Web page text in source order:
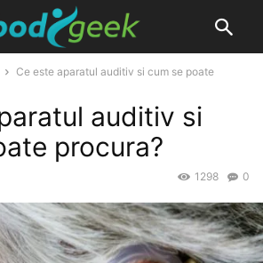
Ce este aparatul auditiv si cum se poate
auditiv si
procura?
0
1298